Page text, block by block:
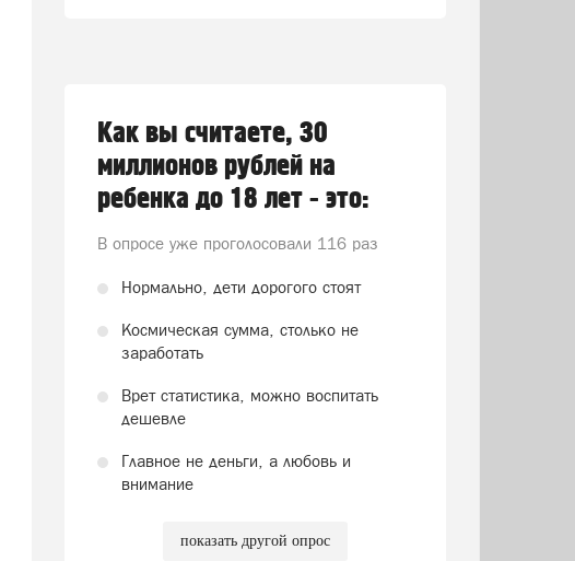
Как вы считаете, 30
миллионов рублей на
ребенка до 18 лет - это:
В опросе уже проголосовали 116 раз
Нормально, дети дорогого стоят
Космическая сумма, столько не
заработать
Врет статистика, можно воспитать
дешевле
Главное не деньги, а любовь и
внимание
показать другой опрос